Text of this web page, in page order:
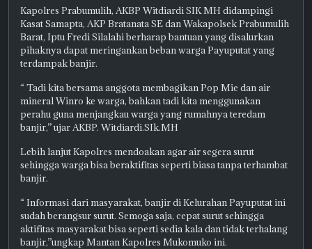
Kapolres Prabumulih, AKBP Witdiardi SIK MH didampingi
Kasat Samapta, AKP Bratanata SE dan Wakapolsek Prabumulih
Barat, Iptu Fredi Silalahi berharap bantuan yang disalurkan
pihaknya dapat meringankan beban warga Payuputat yang
terdampak banjir.
“ Tadi kita bersama anggota membagikan Pop Mie dan air
mineral Winro ke warga, bahkan tadi kita menggunakan
perahu guna menjangkau warga yang rumahnya teredam
banjir,” ujar AKBP. Witdiardi.SIk.MH
Lebih lanjut Kapolres mendoakan agar air segera surut
sehingga warga bisa beraktifitas seperti biasa tanpa terhambat
banjir.
“ Informasi dari masyarakat, banjir di Kelurahan Payuputat ini
sudah berangsur surut. Semoga saja, cepat surut sehingga
aktifitas masyarakat bisa seperti sedia kala dan tidak terhalang
banjir,”ungkap Mantan Kapolres Mukomuko ini.